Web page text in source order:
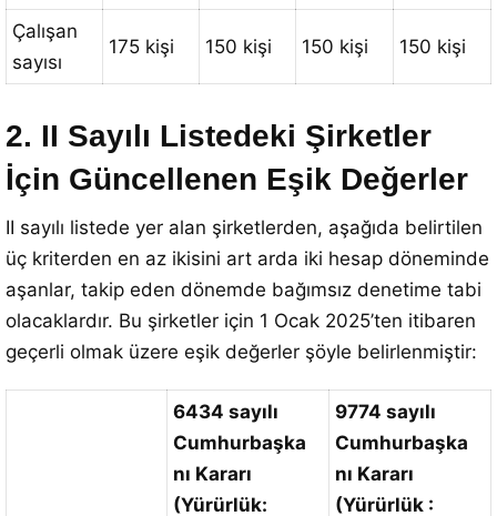
Çalışan
sayısı
175 kişi 150 kişi 150 kişi 150 kişi
2. II Sayılı Listedeki Şirketler
İçin Güncellenen Eşik Değerler
II sayılı listede yer alan şirketlerden, aşağıda belirtilen
üç kriterden en az ikisini art arda iki hesap döneminde
aşanlar, takip eden dönemde bağımsız denetime tabi
olacaklardır. Bu şirketler için 1 Ocak 2025’ten itibaren
geçerli olmak üzere eşik değerler şöyle belirlenmiştir:
6434 sayılı
Cumhurbaşka
nı Kararı
(Yürürlük:
9774 sayılı
Cumhurbaşka
nı Kararı
(Yürürlük :